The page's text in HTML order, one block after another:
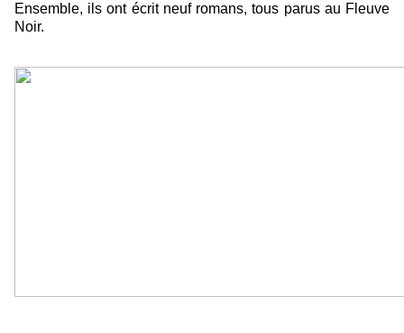
Ensemble, ils ont écrit neuf romans, tous parus au Fleuve
Noir.